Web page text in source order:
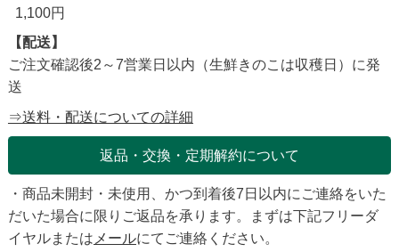
1,100円
【配送】
ご注文確認後2～7営業日以内（生鮮きのこは収穫日）に発
送
⇒送料・配送についての詳細
返品・交換・定期解約について
・商品未開封・未使用、かつ到着後7日以内にご連絡をいた
だいた場合に限りご返品を承ります。まずは下記フリーダ
イヤルまたは メールにてご連絡ください。